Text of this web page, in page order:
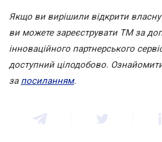
Якщо ви вирішили відкрити власну
ви можете зареєструвати ТМ за
інноваційного партнерського
доступний цілодобово.
за посиланням.